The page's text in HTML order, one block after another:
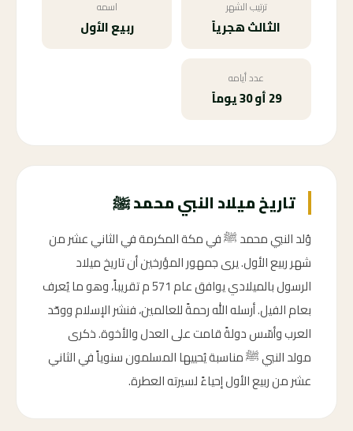
ترتيب الشهر
الثالث هجرياً
اسمه
ربيع الأول
عدد أيامه
29 أو 30 يوماً
تاريخ ميلاد النبي محمد ﷺ
وُلد النبي محمد ﷺ في مكة المكرمة في الثاني عشر من
شهر ربيع الأول. يرى جمهور المؤرخين أن تاريخ ميلاد
الرسول بالميلادي يوافق عام 571 م تقريباً، وهو ما يُعرف
بعام الفيل. أرسله الله رحمةً للعالمين، فنشر الإسلام ووحّد
العرب وأسّس دولةً قامت على العدل والأخوة. ذكرى
مولد النبي ﷺ مناسبة يُحييها المسلمون سنوياً في الثاني
عشر من ربيع الأول إحياءً لسيرته العطرة.